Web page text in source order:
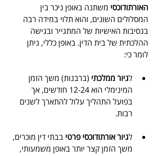
האורתודוכסי משתנה באופן ניכר בין
המסלולים השונים, והוא תלוי במידה רבה
בנסיבות האישיות של המתגייר ובגישה
ההלכתית של בית הדין. באופן כללי, ניתן
לומר כי:
לגיור ממלכתי (ברבנות) משך הזמן
המינימלי הוא 12-24 חודשים, אך
בפועל התהליך עלול להתארך לשנים
רבות.
לגיור אורתודוכסי פרטי בבתי דין מוכרים,
משך הזמן קצר יותר באופן משמעותי,